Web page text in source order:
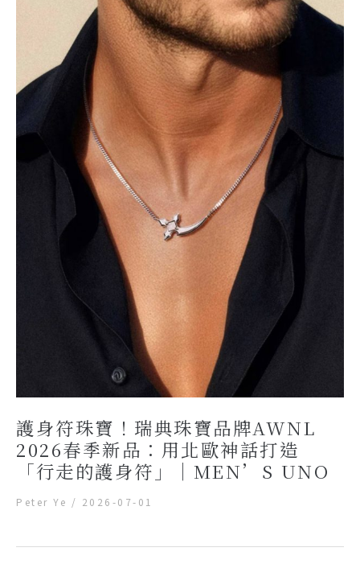
護身符珠寶！瑞典珠寶品牌AWNL
2026春季新品：用北歐神話打造
「行走的護身符」｜MEN’S UNO
Peter Ye / 2026-07-01